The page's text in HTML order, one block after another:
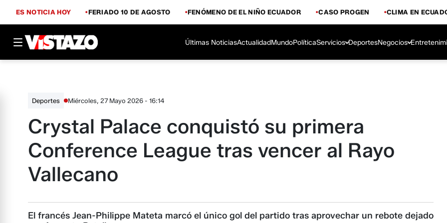
ES NOTICIA HOY FERIADO 10 DE AGOSTO FENÓMENO DE EL NIÑO ECUADOR CASO PROGEN CLIMA EN
Últimas NoticiasActualidadMundoPolíticaServicios DeportesNegocios
Deportes Miércoles, 27 Mayo 2026 - 16:14
Crystal Palace conquistó su primera
Conference League tras vencer al Rayo
Vallecano
El francés Jean-Philippe Mateta marcó el único gol del partido tras aprovechar un rebote dejado